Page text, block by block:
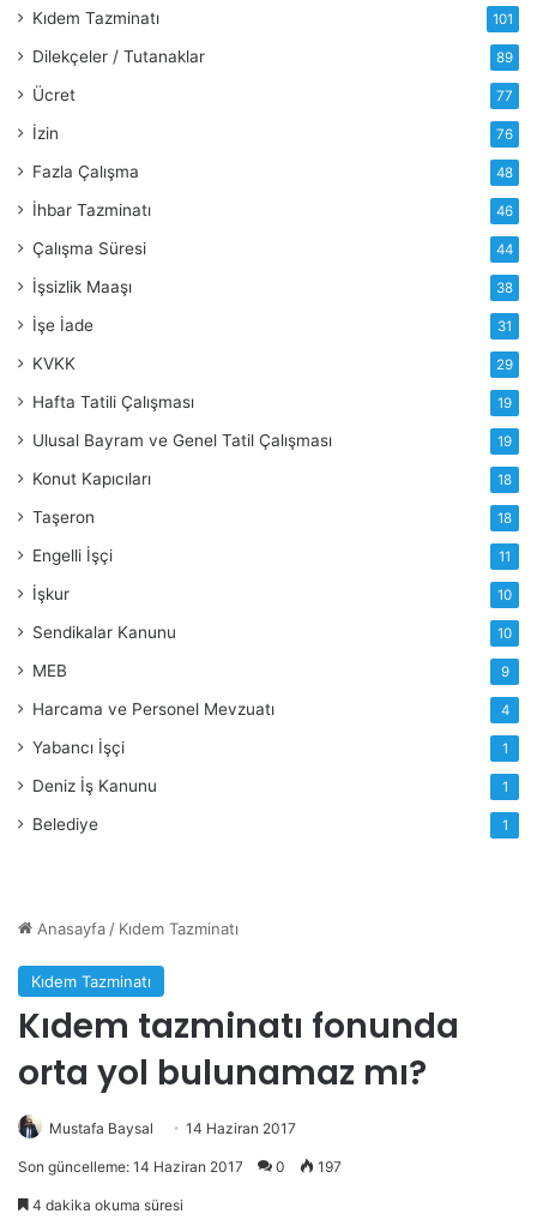
Kıdem Tazminatı 101
Dilekçeler / Tutanaklar 89
Ücret 77
İzin 76
Fazla Çalışma 48
İhbar Tazminatı 46
Çalışma Süresi 44
İşsizlik Maaşı 38
İşe İade 31
KVKK 29
Hafta Tatili Çalışması 19
Ulusal Bayram ve Genel Tatil Çalışması 19
Konut Kapıcıları 18
Taşeron 18
Engelli İşçi 11
İşkur 10
Sendikalar Kanunu 10
MEB 9
Harcama ve Personel Mevzuatı 4
Yabancı İşçi 1
Deniz İş Kanunu 1
Belediye 1